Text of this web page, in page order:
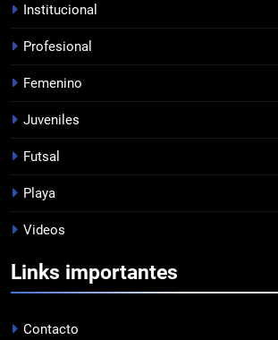
7
8
1
Institucional
Profesional
Femenino
Juveniles
Futsal
Playa
Videos
Links importantes
Contacto